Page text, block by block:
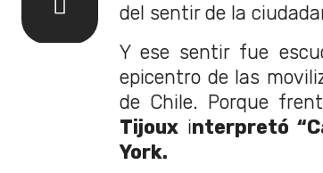
del sentir de la
Y ese sentir fue
epicentro de las
de Chile. Porque
Tijoux interpretó
York.